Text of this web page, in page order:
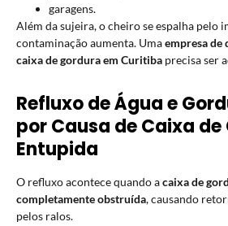
garagens.
Além da sujeira, o cheiro se espalha pelo
contaminação aumenta. Umaempresa de
caixa de gordura em Curitiba precisa ser
Refluxo de Água e
por Causa de Caixa de
Entupida
O refluxo acontece quando acaixa de
completamente obstruída, causando
pelos ralos.